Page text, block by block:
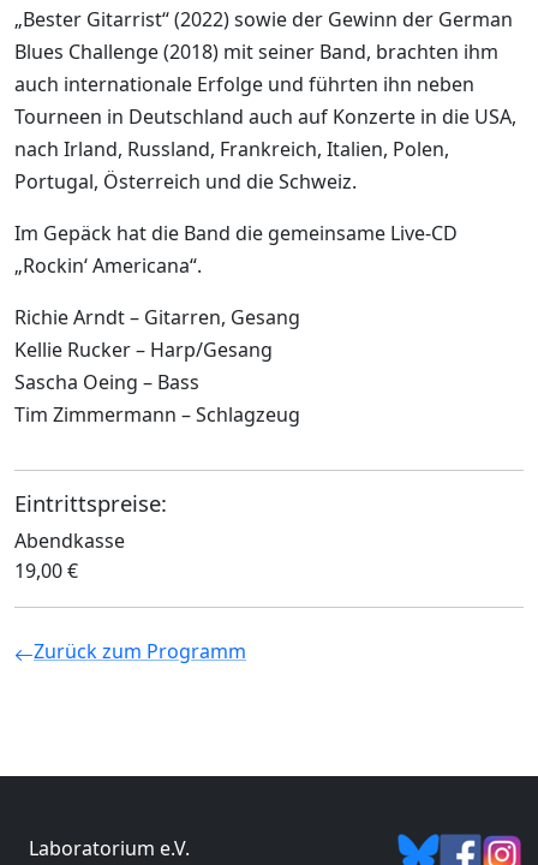
„Bester Gitarrist“ (2022) sowie der Gewinn der German
Blues Challenge (2018) mit seiner Band, brachten ihm
auch internationale Erfolge und führten ihn neben
Tourneen in Deutschland auch auf Konzerte in die USA,
nach Irland, Russland, Frankreich, Italien, Polen,
Portugal, Österreich und die Schweiz.
Im Gepäck hat die Band die gemeinsame Live-CD
„Rockin‘ Americana“.
Richie Arndt – Gitarren, Gesang
Kellie Rucker – Harp/Gesang
Sascha Oeing – Bass
Tim Zimmermann – Schlagzeug
Eintrittspreise:
Abendkasse
19,00 €
Zurück zum Programm
Laboratorium e.V.